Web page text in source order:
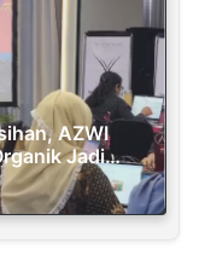
AZWI
Jadi